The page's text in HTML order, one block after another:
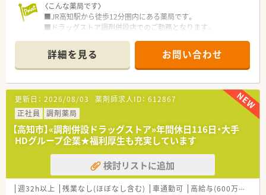
〈こんな薬局です〉
■JR高知駅から徒歩12分圏内にある薬局です。
■ドラッグストア調剤併設店でのご勤務となります。
■薬剤師1名体制ですので自分のペースでご勤務いただけます。
〈業務内容〉
■OTC医薬品の販売に関する販売・接客・レジ業務。
■調剤業務、レセコンを用いての処方箋入力などをお願いしま
す。
〈法人概要〉
■創業205周年を迎える総合健康企業です。
■高知県内でドラッグストアを経営し、調剤併設店も展開してい
ます。
■医薬品から日用品、化粧品等も取扱があり幅広い業務に触れる
ことができます。
■薬剤師は新しいポストとなりますので、新たな挑戦をしたい方
詳細を見る お問い合わせ
更新日： 2026/08/03 薬剤師求人ID： 612867
正社員
調剤薬局
【高知市】«調剤併設ドラッグストア»年間休日116日・大手
HDグループ企業★福利厚生も充実しています
検討リストに追加
週32h以上 残業なし(ほぼなし含む) 車通勤可 高給与(600万円以上)